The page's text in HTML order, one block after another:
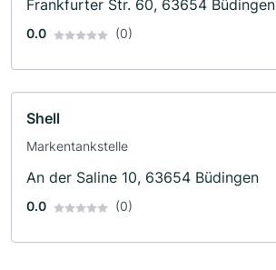
Frankfurter Str. 60, 63654 Büdingen
0.0 (0)
Shell
Markentankstelle
An der Saline 10, 63654 Büdingen
0.0 (0)